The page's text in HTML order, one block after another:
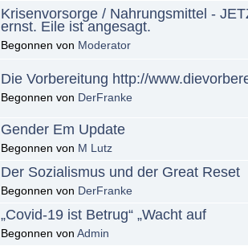
Krisenvorsorge / Nahrungsmittel -
ernst. Eile ist angesagt.
Begonnen von Moderator
Die Vorbereitung http://
Begonnen von DerFranke
Gender Em Update
Begonnen von M Lutz
Der Sozialismus und der Great Reset
Begonnen von DerFranke
„Covid-19 ist Betrug“ „Wacht auf
Begonnen von Admin